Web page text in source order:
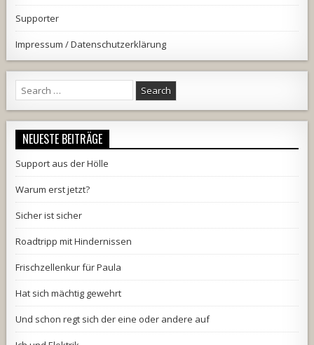
Supporter
Impressum / Datenschutzerklärung
Search
for:
NEUESTE BEITRÄGE
Support aus der Hölle
Warum erst jetzt?
Sicher ist sicher
Roadtripp mit Hindernissen
Frischzellenkur für Paula
Hat sich mächtig gewehrt
Und schon regt sich der eine oder andere auf